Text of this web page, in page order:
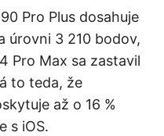
Pro Plus dosahuje
úrovni 3 210 bodov,
Pro Max sa zastavil
to teda, že
až o 16 %
s iOS.